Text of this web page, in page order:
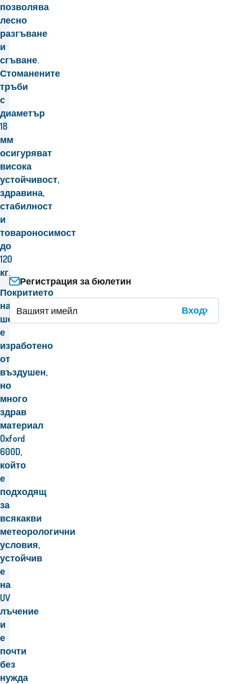
позволява
лесно
разгъване
и
сгъване.
Стоманените
тръби
с
диаметър
18
мм
осигуряват
висока
устойчивост,
здравина,
стабилност
и
товароносимост
до
120
кг.
Покритието
на
шезлонга
е
изработено
от
въздушен,
но
много
здрав
материал
Oxford
600D,
който
е
подходящ
за
всякакви
метеорологични
условия,
устойчив
е
на
UV
лъчение
и
е
почти
без
нужда
Регистрация за бюлетин
Вход